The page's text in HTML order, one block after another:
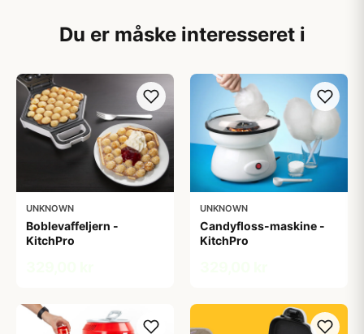
Du er måske interesseret i
UNKNOWN
Boblevaffeljern -
KitchPro
UNKNOWN
Candyfloss-maskine -
KitchPro